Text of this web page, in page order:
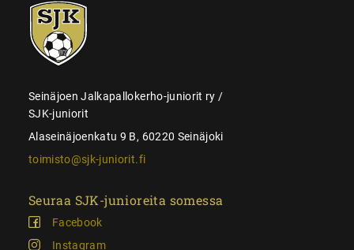
SJK-
juniorit
Seinäjoen Jalkapallokerho-juniorit ry /
SJK-juniorit
Alaseinäjoenkatu 9 B, 60220 Seinäjoki
toimisto@sjk-juniorit.fi
Seuraa SJK-junioreita somessa
Facebook
Instagram